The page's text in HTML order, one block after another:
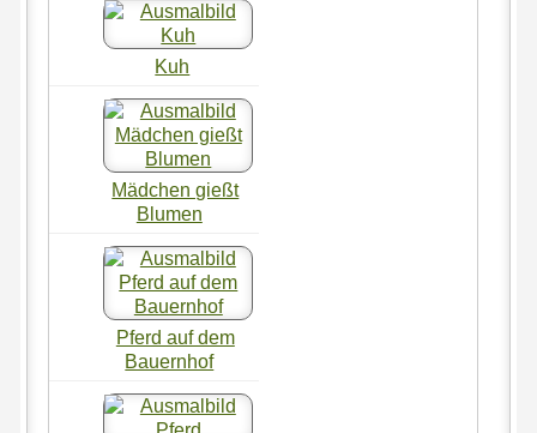
Kuh
Mädchen gießt
Blumen
Pferd auf dem
Bauernhof